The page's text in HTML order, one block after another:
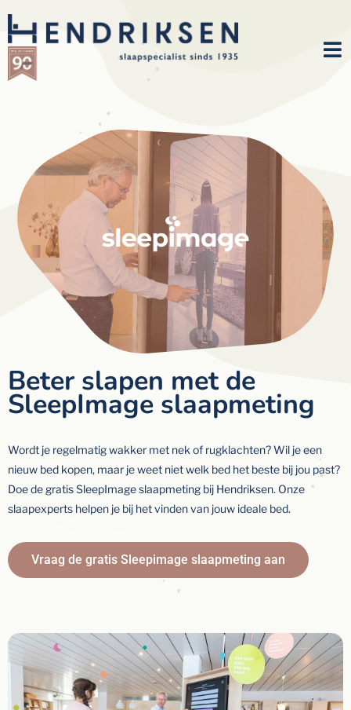
Beter slapen met de
SleepImage slaapmeting
Wordt je regelmatig wakker met nek of rugklachten? Wil je een
nieuw bed kopen, maar je weet niet welk bed het beste bij jou past?
Doe de gratis SleepImage slaapmeting bij Hendriksen. Onze
slaapexperts helpen je bij het vinden van jouw ideale bed.
Vraag de gratis Sleepimage slaapmeting aan